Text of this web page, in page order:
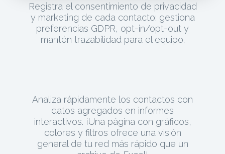
Registra el consentimiento de privacidad
y marketing de cada contacto: gestiona
preferencias GDPR, opt-in/opt-out y
mantén trazabilidad para el equipo.
Analiza rápidamente los contactos con
datos agregados en informes
interactivos. ¡Una página con gráficos,
colores y filtros ofrece una visión
general de tu red más rápido que un